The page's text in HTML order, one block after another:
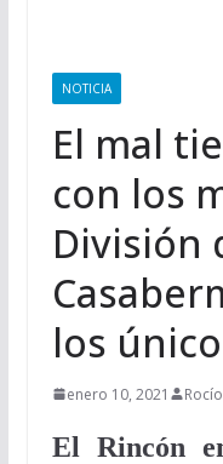
NOTICIA
El mal
con los
División
los
enero 10, 2021
El Rincón